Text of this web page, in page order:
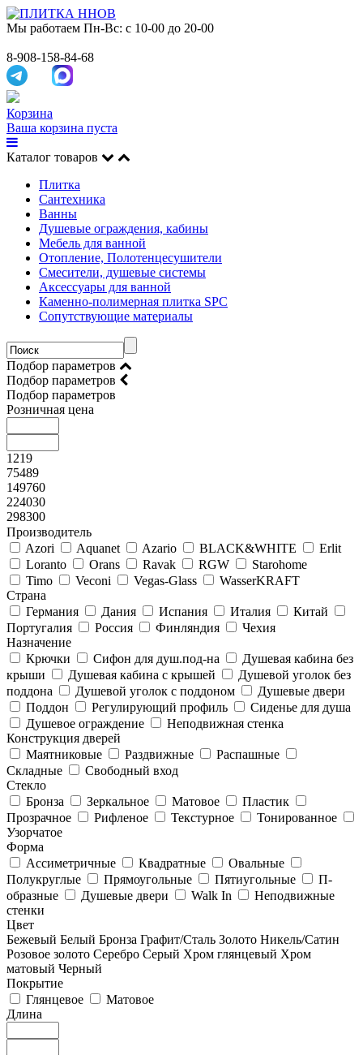
Мы работаем Пн-Вс: с 10-00 до 20-00
8-908-158-84-68
Корзина
Ваша корзина пуста
Каталог товаров
Плитка
Сантехника
Ванны
Душевые ограждения, кабины
Мебель для ванной
Отопление, Полотенцесушители
Смесители, душевые системы
Аксессуары для ванной
Каменно-полимерная плитка SPC
Сопутствующие материалы
Подбор параметров
Подбор параметров
Подбор параметров
Розничная цена
1219
75489
149760
224030
298300
Производитель
Azori
Aquanet Azario BLACK&WHITE
Erlit
Loranto
Orans Ravak RGW
Starohome
Timo
Veconi Vegas-Glass
WasserKRAFT
Страна
Германия
Дания Испания Италия
Китай
Португалия
Россия Финляндия
Чехия
Назначение
Крючки
Сифон для душ.под-на
Душевая кабина без
крыши
Душевая кабина с крышей
Душевой уголок без
поддона
Душевой уголок с поддоном
Душевые двери
Поддон
Регулирующий профиль
Сиденье для душа
Душевое ограждение
Неподвижная стенка
Конструкция дверей
Маятниковые
Раздвижные
Распашные
Складные
Свободный вход
Стекло
Бронза
Зеркальное Матовое
Пластик
Прозрачное
Рифленое Текстурное
Тонированное
Узорчатое
Форма
Ассиметричные
Квадратные
Овальные
Полукруглые
Прямоугольные Пятиугольные
П-
образные
Душевые двери Walk In
Неподвижные
стенки
Цвет
Бежевый Белый Бронза Графит/Сталь Золото Никель/Сатин
Розовое золото Серебро Серый Хром глянцевый Хром
матовый Черный
Покрытие
Глянцевое
Матовое
Длина